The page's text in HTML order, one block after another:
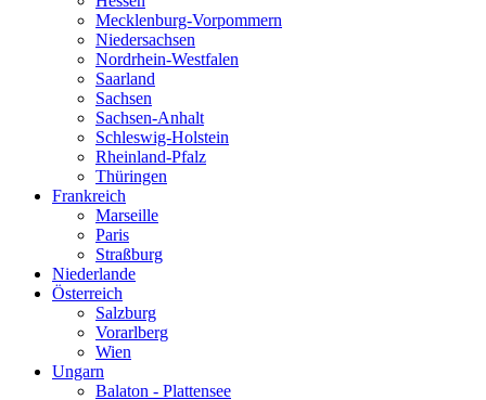
Mecklenburg-Vorpommern
Niedersachsen
Nordrhein-Westfalen
Saarland
Sachsen
Sachsen-Anhalt
Schleswig-Holstein
Rheinland-Pfalz
Thüringen
Frankreich
Marseille
Paris
Straßburg
Niederlande
Österreich
Salzburg
Vorarlberg
Wien
Ungarn
Balaton - Plattensee